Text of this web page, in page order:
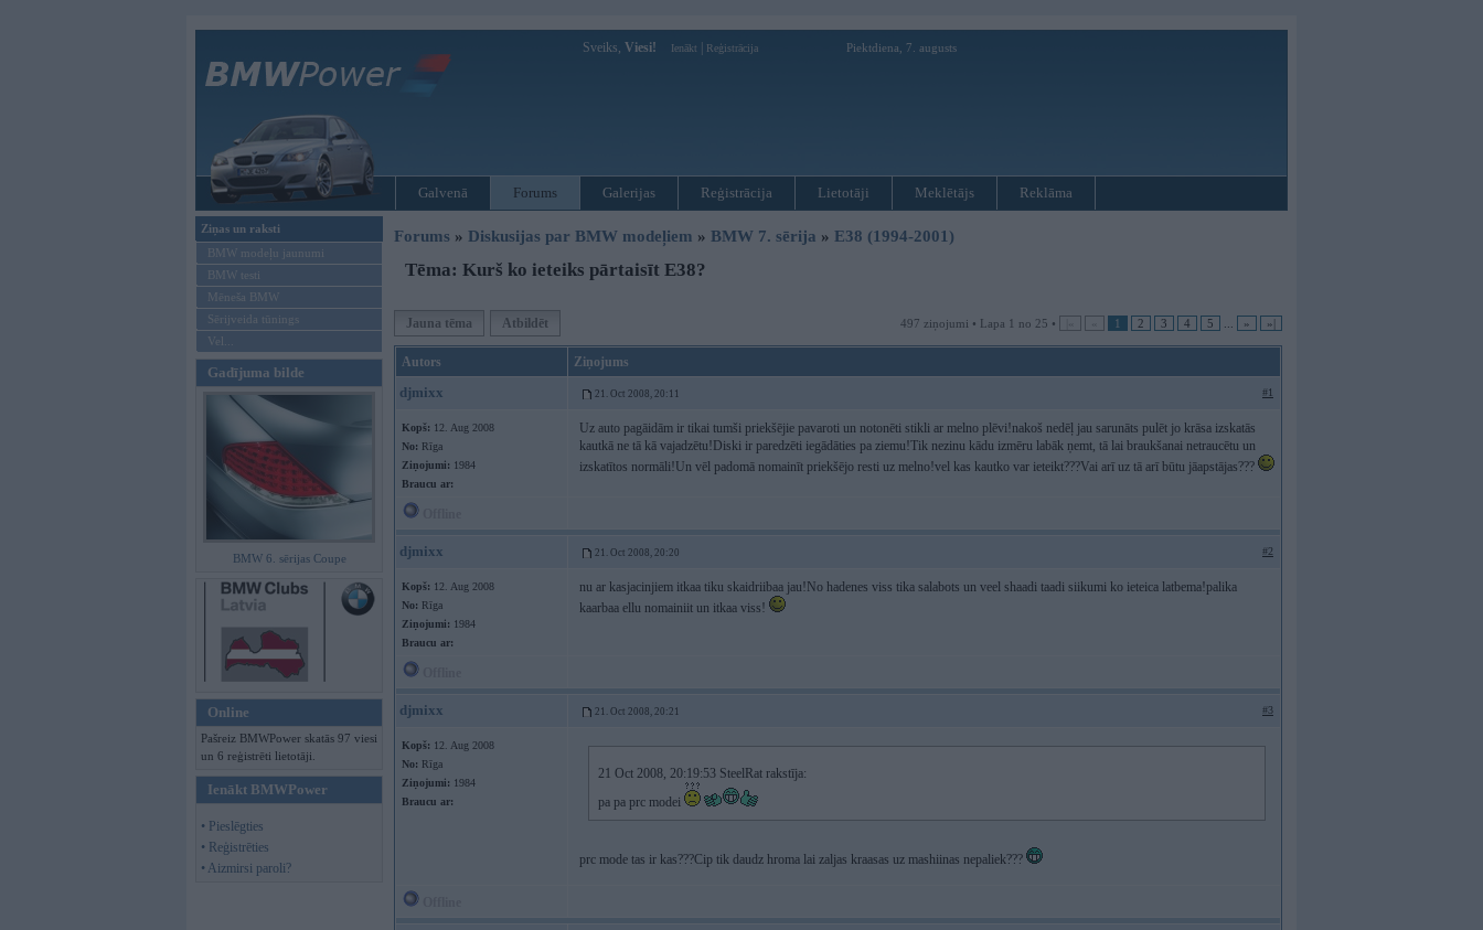
Sveiks, Viesi! Ienākt Reģistrācija Piektdiena, 7. augusts
Galvenā Forums Galerijas Reģistrācija Lietotāji Meklētājs Reklāma
Ziņas un raksti
BMW modeļu jaunumi
BMW testi
Mēneša BMW
Sērijveida tūnings
Vel...
Gadījuma bilde
BMW 6. sērijas Coupe
Online
Pašreiz BMWPower skatās 97 viesi
un 6 reģistrēti lietotāji.
Ienākt BMWPower
• Pieslēgties
• Reģistrēties
• Aizmirsi paroli?
Forums » Diskusijas par BMW modeļiem » BMW 7. sērija » E38 (1994-2001)
Tēma: Kurš ko ieteiks pārtaisīt E38?
Jauna tēma Atbildēt 497 ziņojumi • Lapa 1 no 25 • |« « 1 2 3 4 5 » »|
Autors Ziņojums
djmixx 21. Oct 2008, 20:11 #1
Kopš: 12. Aug 2008
No: Rīga
Ziņojumi: 1984
Braucu ar:
Uz auto pagāidām ir tikai tumši priekšējie pavaroti un notonēti stikli ar melno plēvi!nakoš nedēļ jau sarunāts pulēt jo krāsa izskatās
kautkā ne tā kā vajadzētu!Diski ir paredzēti iegādāties pa ziemu!Tik nezinu kādu izmēru labāk ņemt, tā lai braukšanai netraucētu un
izskatītos normāli!Un vēl padomā nomainīt priekšējo resti uz melno!vel kas kautko var ieteikt???Vai arī uz tā arī būtu jāapstājas???
djmixx 21. Oct 2008, 20:20 #2
Kopš: 12. Aug 2008
No: Rīga
Ziņojumi: 1984
Braucu ar:
nu ar kasjacinjiem itkaa tiku skaidriibaa jau!No hadenes viss tika salabots un veel shaadi taadi siikumi ko ieteica latbema!palika
kaarbaa ellu nomainiit un itkaa viss!
djmixx 21. Oct 2008, 20:21 #3
Kopš: 12. Aug 2008
No: Rīga
Ziņojumi: 1984
Braucu ar:
21 Oct 2008, 20:19:53 SteelRat rakstīja:
pa pa prc modei
prc mode tas ir kas???Cip tik daudz hroma lai zaljas kraasas uz mashiinas nepaliek???